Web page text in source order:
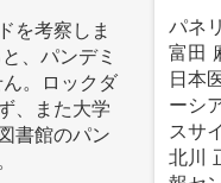
を考察しま
、パンデミ
。ロックダ
、また大学
書館のパン
パネ
富田
日本
ーシ
スサ
北川